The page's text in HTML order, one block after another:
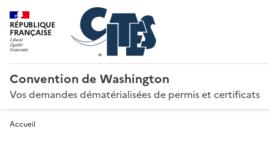
RÉPUBLIQUE
FRANÇAISE
Convention de Washington
Vos demandes dématérialisées de permis et certificats
Accueil